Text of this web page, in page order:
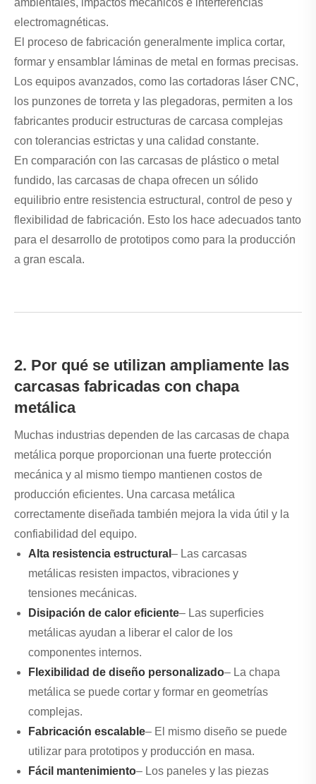
ambientales, impactos mecánicos e interferencias
electromagnéticas.
El proceso de fabricación generalmente implica cortar,
formar y ensamblar láminas de metal en formas precisas.
Los equipos avanzados, como las cortadoras láser CNC,
los punzones de torreta y las plegadoras, permiten a los
fabricantes producir estructuras de carcasa complejas
con tolerancias estrictas y una calidad constante.
En comparación con las carcasas de plástico o metal
fundido, las carcasas de chapa ofrecen un sólido
equilibrio entre resistencia estructural, control de peso y
flexibilidad de fabricación. Esto los hace adecuados tanto
para el desarrollo de prototipos como para la producción
a gran escala.
2. Por qué se utilizan ampliamente las
carcasas fabricadas con chapa
metálica
Muchas industrias dependen de las carcasas de chapa
metálica porque proporcionan una fuerte protección
mecánica y al mismo tiempo mantienen costos de
producción eficientes. Una carcasa metálica
correctamente diseñada también mejora la vida útil y la
confiabilidad del equipo.
Alta resistencia estructural – Las carcasas
metálicas resisten impactos, vibraciones y
tensiones mecánicas.
Disipación de calor eficiente– Las superficies
metálicas ayudan a liberar el calor de los
componentes internos.
Flexibilidad de diseño personalizado– La chapa
metálica se puede cortar y formar en geometrías
complejas.
Fabricación escalable– El mismo diseño se puede
utilizar para prototipos y producción en masa.
Fácil mantenimiento– Los paneles y las piezas